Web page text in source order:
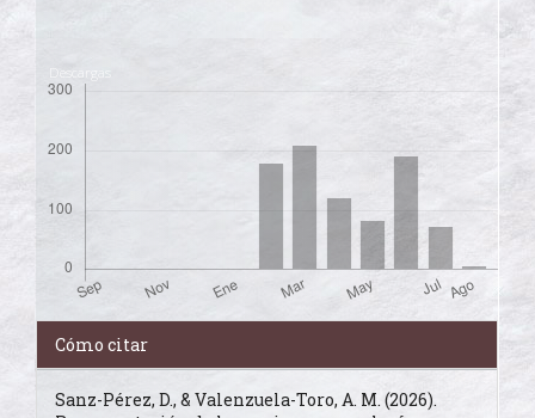
Descargas
Detalles
del
Cómo citar
Sanz-Pérez, D., & Valenzuela-Toro, A. M. (2026).